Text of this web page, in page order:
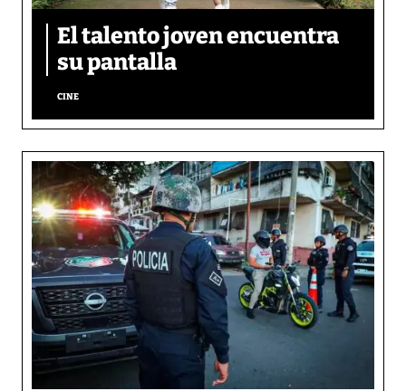
El talento joven encuentra
su pantalla​
CINE